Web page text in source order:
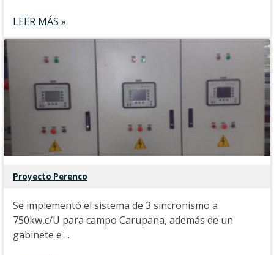
LEER MÁS »
Proyecto Perenco
Se implementó el sistema de 3 sincronismo a
750kw,c/U para campo Carupana, además de un
gabinete e ...